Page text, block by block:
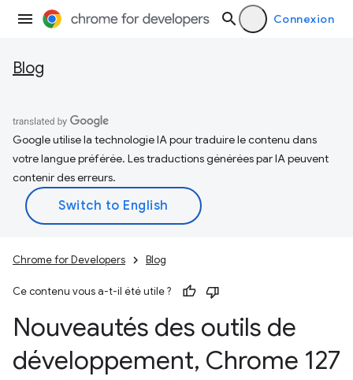
Connexion
Blog
Google utilise la technologie IA pour traduire le contenu dans
votre langue préférée. Les traductions générées par IA peuvent
contenir des erreurs.
Chrome for Developers Blog
Ce contenu vous a-t-il été utile ?
Nouveautés des outils de
développement, Chrome 127